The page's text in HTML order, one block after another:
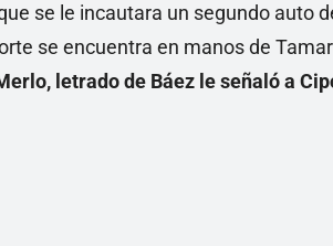
se le incautara un segundo auto
se encuentra en manos de
letrado de Báez le señaló a